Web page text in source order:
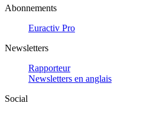
Abonnements
Euractiv Pro
Newsletters
Rapporteur
Newsletters en anglais
Social